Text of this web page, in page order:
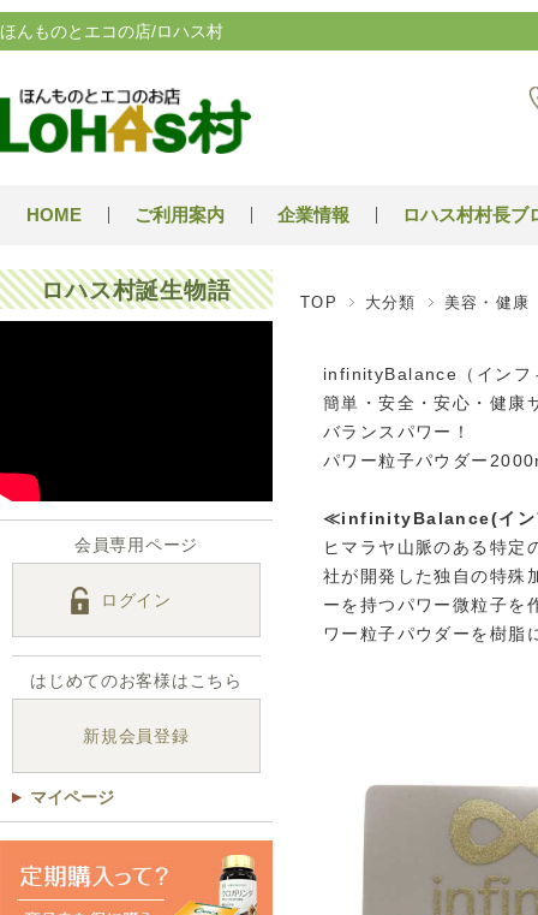
ほんものとエコの店/ロハス村
HOME ご利用案内 企業情報 ロハス村村長ブ
TOP 大分類 美容・健康
infinityBalance（インフ
簡単・安全・安心・健
バランスパワー！
パワー粒子パウダー
≪infinityBalance(イン
ヒマラヤ山脈のある特定
社が開発した独自の特殊
ーを持つパワー微粒子を
ワー粒子パウダーを樹
ロハス村誕生物語
会員専用ページ
ログイン
はじめてのお客様はこちら
新規会員登録
マイページ